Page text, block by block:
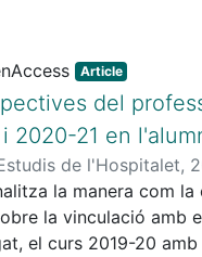
cuando son
y traspase a
de la producción se
de los recursos
Article
del
2020-21 en
de l'Hospitalet,
la manera com
la vinculació amb
el curs 2019-20